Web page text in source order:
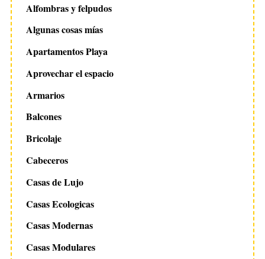
Alfombras y felpudos
Algunas cosas mías
Apartamentos Playa
Aprovechar el espacio
Armarios
Balcones
Bricolaje
Cabeceros
Casas de Lujo
Casas Ecologicas
Casas Modernas
Casas Modulares